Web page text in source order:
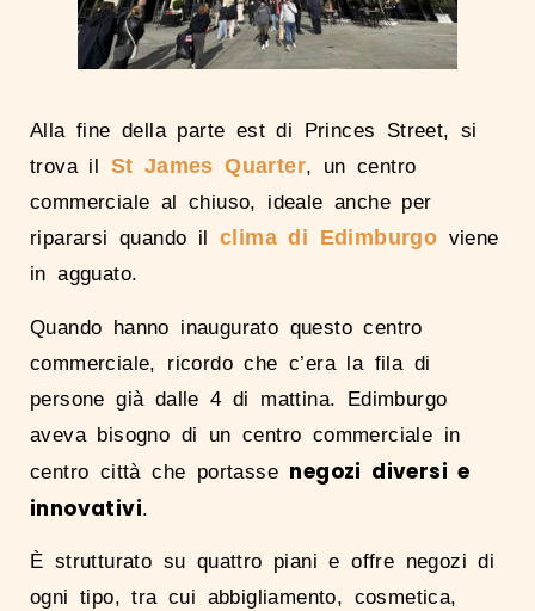
Alla fine della parte est di Princes Street, si
trova il St James Quarter, un centro
commerciale al chiuso, ideale anche per
ripararsi quando il clima di Edimburgo viene
in agguato.
Quando hanno inaugurato questo centro
commerciale, ricordo che c’era la fila di
persone già dalle 4 di mattina. Edimburgo
aveva bisogno di un centro commerciale in
centro città che portasse negozi diversi e
innovativi.
È strutturato su quattro piani e offre negozi di
ogni tipo, tra cui abbigliamento, cosmetica,